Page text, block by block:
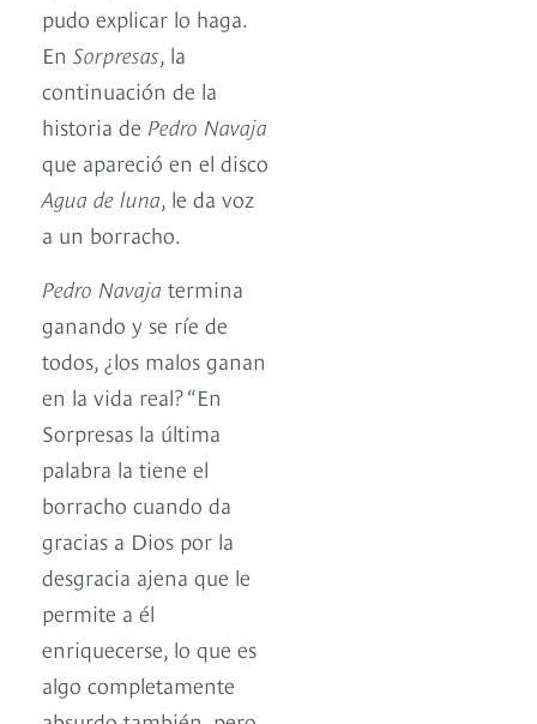
pudo explicar lo haga.
En Sorpresas, la
continuación de la
historia de Pedro Navaja
que apareció en el disco
Agua de luna, le da voz
a un borracho.
Pedro Navaja termina
ganando y se ríe de
todos, ¿los malos ganan
en la vida real? “En
Sorpresas la última
palabra la tiene el
borracho cuando da
gracias a Dios por la
desgracia ajena que le
permite a él
enriquecerse, lo que es
algo completamente